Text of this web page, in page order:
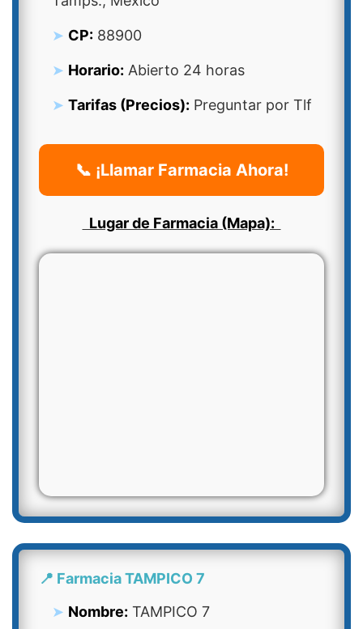
CP: 88900
Horario: Abierto 24 horas
Tarifas (Precios): Preguntar por Tlf
📞 ¡Llamar Farmacia Ahora!
Lugar de Farmacia (Mapa):
📍 Farmacia TAMPICO 7
Nombre: TAMPICO 7